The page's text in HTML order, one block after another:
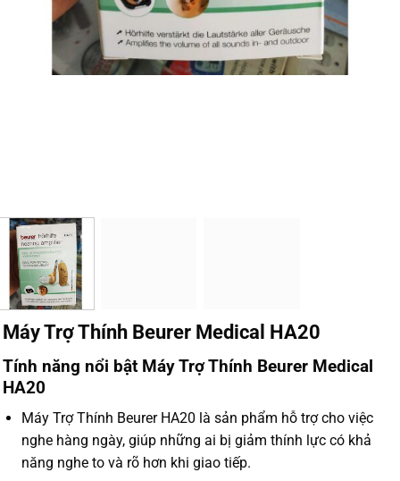
Máy Trợ Thính Beurer Medical HA20
Tính năng nổi bật Máy Trợ Thính Beurer Medical
HA20
Máy Trợ Thính Beurer HA20 là sản phẩm hỗ trợ cho việc
nghe hàng ngày, giúp những ai bị giảm thính lực có khả
năng nghe to và rõ hơn khi giao tiếp.